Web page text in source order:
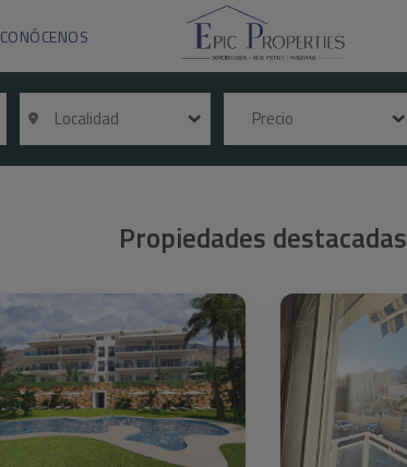
CONÓCENOS
Localidad Precio
Propiedades destacadas